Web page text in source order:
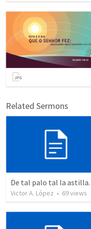
Related Sermons
De tal palo tal la astilla.
Victor A. López • 69views